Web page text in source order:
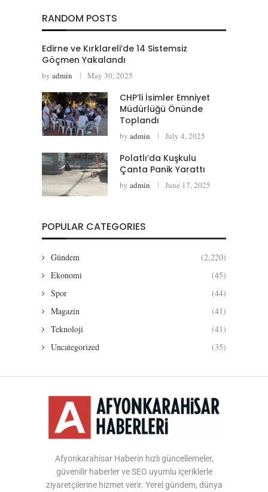
RANDOM POSTS
Edirne ve Kırklareli’de 14 Sistemsiz
Göçmen Yakalandı
by admin May 30, 2025
CHP’li İsimler Emniyet
Müdürlüğü Önünde
Toplandı
by admin July 4, 2025
Polatlı’da Kuşkulu
Çanta Panik Yarattı
by admin June 17, 2025
POPULAR CATEGORIES
Gündem
(2,220)
Ekonomi
(45)
Spor
(44)
Magazin
(41)
Teknoloji
(41)
Uncategorized
(35)
Afyonkarahisar Haberin hızlı güncellemeler,
güvenilir haberler ve SEO uyumlu içeriklerle
ziyaretçilerine hizmet verir. Yerel gündem, dünya